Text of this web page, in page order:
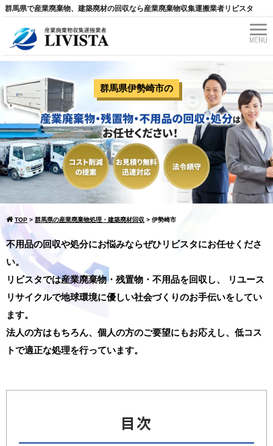
群馬県で産業廃棄物、建築廃材の回収なら産業廃棄物収集運搬業者リビスタ
群馬県伊勢崎市の
TOP > 群馬県の産業廃棄物処理・建築廃材回収 > 伊勢崎市
不用品の回収や処分にお悩みならぜひリビスタにお任せくださ
い。
リビスタでは産業廃棄物・残置物・不用品を回収し、
リユース
リサイクルで地球環境に優しい社会づくりのお手伝いをしてい
ます。
法人の方はもちろん、個人の方のご要望にもお応えし、低コス
トで適正な処理を行っています。
目次